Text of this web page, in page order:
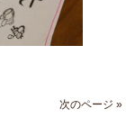
次のページ »